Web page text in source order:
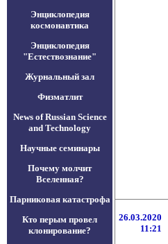
Энциклопедия
космонавтика
Энциклопедия
"Естествознание"
Журнальный зал
Физматлит
News of Russian Science
and Technology
Научные семинары
Почему молчит
Вселенная?
Парниковая катастрофа
Кто перым провел
клонирование?
26.03.2020
11:21